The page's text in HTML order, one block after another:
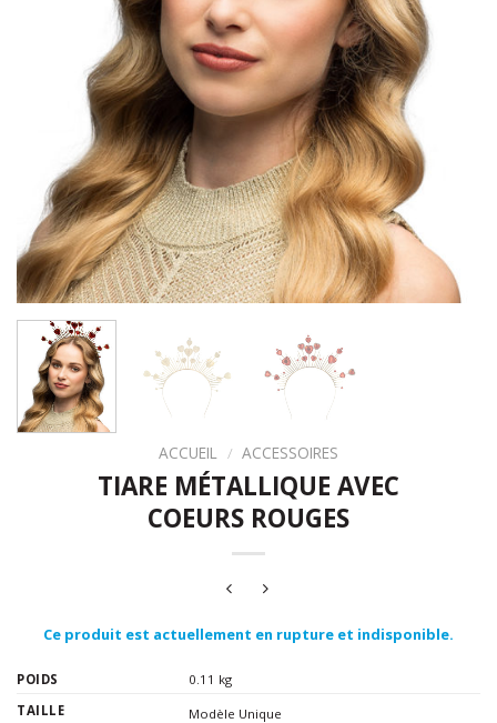
ACCUEIL / ACCESSOIRES
TIARE MÉTALLIQUE AVEC
COEURS ROUGES
Ce produit est actuellement en rupture et indisponible.
POIDS
0.11 kg
TAILLE
Modèle Unique